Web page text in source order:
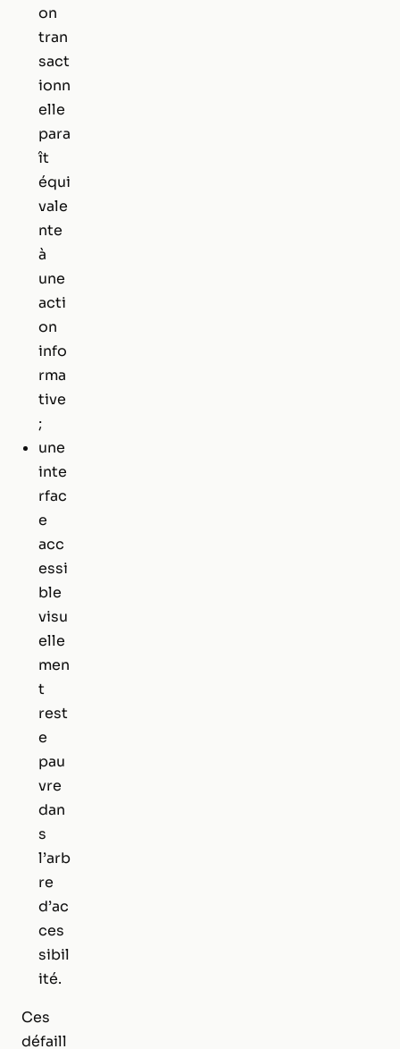
on
tran
sact
ionn
elle
para
ît
équi
vale
nte
à
une
acti
on
info
rma
tive
;
une
inte
rfac
e
acc
essi
ble
visu
elle
men
t
rest
e
pau
vre
dan
s
l’arb
re
d’ac
ces
sibil
ité.
Ces
défaill